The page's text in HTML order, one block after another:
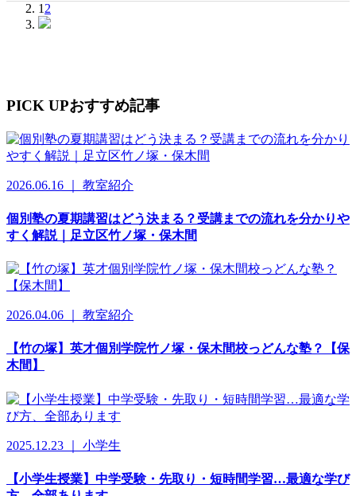
1 2
PICK UPおすすめ記事
2026.06.16 ｜ 教室紹介
個別塾の夏期講習はどう決まる？受講までの流れを分かりや
すく解説｜足立区竹ノ塚・保木間
2026.04.06 ｜ 教室紹介
【竹の塚】英才個別学院竹ノ塚・保木間校っどんな塾？【保
木間】
2025.12.23 ｜ 小学生
【小学生授業】中学受験・先取り・短時間学習…最適な学び